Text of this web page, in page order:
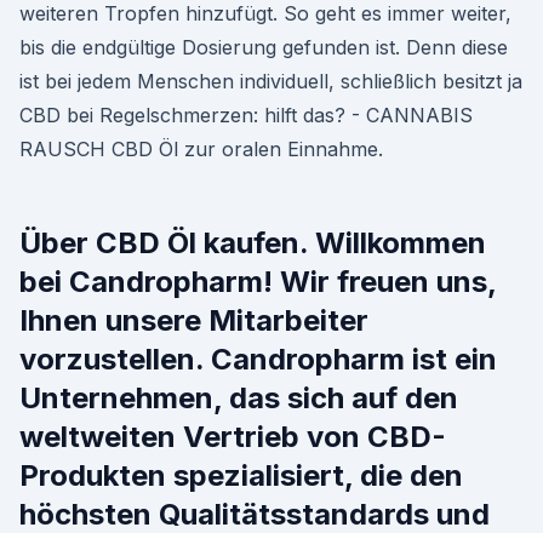
weiteren Tropfen hinzufügt. So geht es immer weiter,
bis die endgültige Dosierung gefunden ist. Denn diese
ist bei jedem Menschen individuell, schließlich besitzt ja
CBD bei Regelschmerzen: hilft das? - CANNABIS
RAUSCH CBD Öl zur oralen Einnahme.
Über CBD Öl kaufen. Willkommen
bei Candropharm! Wir freuen uns,
Ihnen unsere Mitarbeiter
vorzustellen. Candropharm ist ein
Unternehmen, das sich auf den
weltweiten Vertrieb von CBD-
Produkten spezialisiert, die den
höchsten Qualitätsstandards und